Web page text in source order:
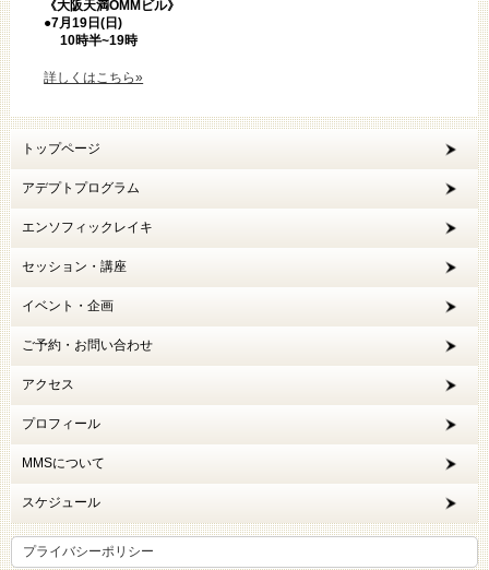
《大阪天満OMMビル》
●7月19日(日)
10時半~19時
詳しくはこちら»
トップページ
アデプトプログラム
エンソフィックレイキ
セッション・講座
イベント・企画
ご予約・お問い合わせ
アクセス
プロフィール
MMSについて
スケジュール
プライバシーポリシー